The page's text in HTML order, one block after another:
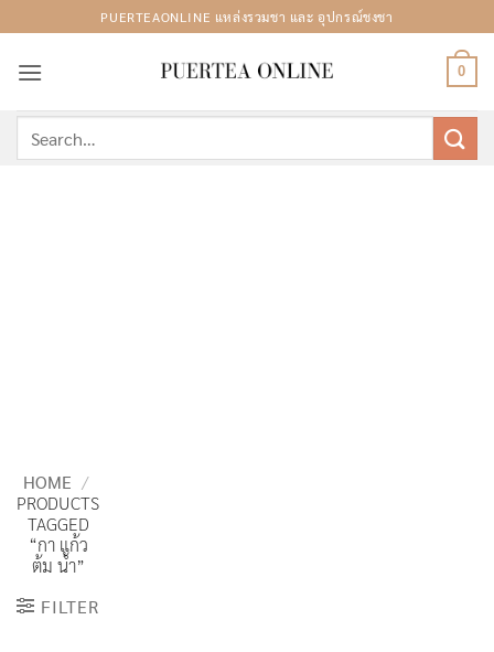
to
content
PUERTEAONLINE แหล่งรวมชา และ อุปกรณ์ชงชา
0
for:
HOME /
PRODUCTS
TAGGED
“กา แก้ว
ต้ม น้ํา”
FILTER